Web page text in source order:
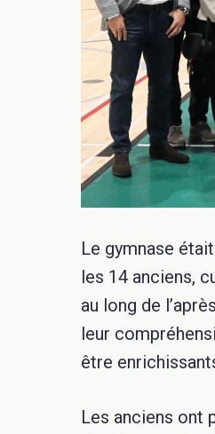
Le gymnase
les 14 anciens,
au long de
leur
être
Les anciens ont